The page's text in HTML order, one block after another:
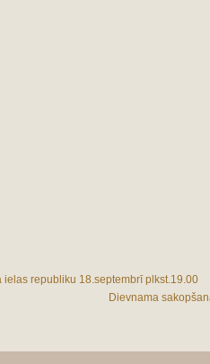
ielas republiku 18.septembrī plkst.19.00
Dievnama